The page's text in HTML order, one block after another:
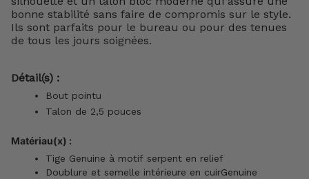
bonne stabilité sans faire de compromis sur le style.
Ils sont parfaits pour le bureau ou pour des tenues
de tous les jours soignées.
Détail(s) :
Bout pointu
Talon de 2,5 pouces
Matériau(x) :
Tige Genuine à motif serpent en relief
Doublure et semelle intérieure en cuirGenuine